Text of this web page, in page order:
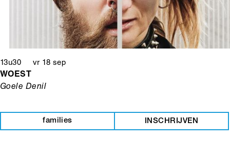
13u30 vr 18 sep
WOEST
Goele Denil
families INSCHRIJVEN